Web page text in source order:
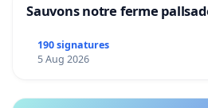
Sauvons notre ferme
190 signatures
5 Aug 2026